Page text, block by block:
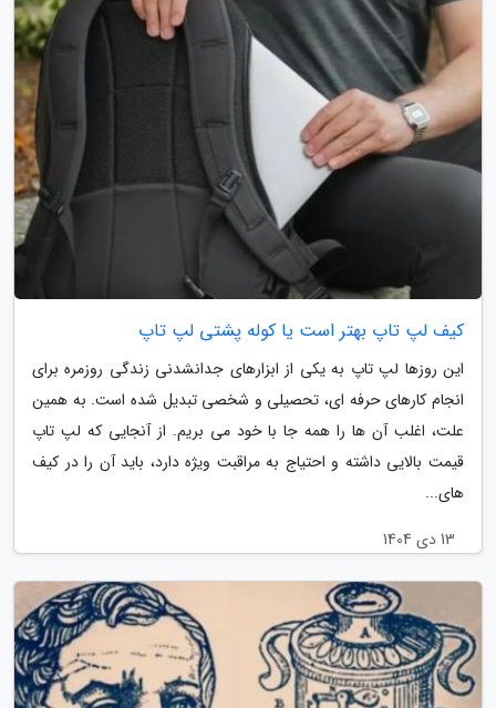
کیف لپ تاپ بهتر است یا کوله پشتی لپ تاپ
این روزها لپ تاپ به یکی از ابزارهای جدانشدنی زندگی روزمره برای
انجام کارهای حرفه ای، تحصیلی و شخصی تبدیل شده است. به همین
علت، اغلب آن ها را همه جا با خود می بریم. از آنجایی که لپ تاپ
قیمت بالایی داشته و احتیاج به مراقبت ویژه دارد، باید آن را در کیف
های...
13 دی 1404